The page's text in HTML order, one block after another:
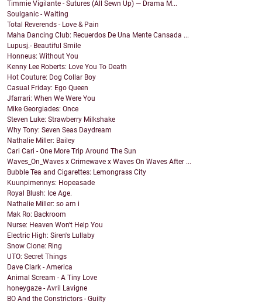
Timmie Vigilante - Sutures (All Sewn Up) — Drama M...
Soulganic - Waiting
Total Reverends - Love & Pain
Maha Dancing Club: Recuerdos De Una Mente Cansada ...
Lupusj.- Beautiful Smile
Honneus: Without You
Kenny Lee Roberts: Love You To Death
Hot Couture: Dog Collar Boy
Casual Friday: Ego Queen
Jfarrari: When We Were You
Mike Georgiades: Once
Steven Luke: Strawberry Milkshake
Why Tony: Seven Seas Daydream
Nathalie Miller: Bailey
Cari Cari - One More Trip Around The Sun
Waves_On_Waves x Crimewave x Waves On Waves After ...
Bubble Tea and Cigarettes: Lemongrass City
Kuunpimennys: Hopeasade
Royal Blush: Ice Age.
Nathalie Miller: so am i
Mak Ro: Backroom
Nurse: Heaven Won't Help You
Electric High: Siren's Lullaby
Snow Clone: Ring
UTO: Secret Things
Dave Clark - America
Animal Scream - A Tiny Love
honeygaze - Avril Lavigne
BO And the Constrictors - Guilty